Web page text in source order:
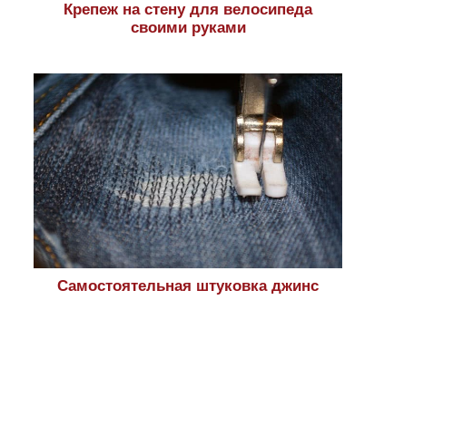
Крепеж на стену для велосипеда
своими руками
Самостоятельная штуковка джинс